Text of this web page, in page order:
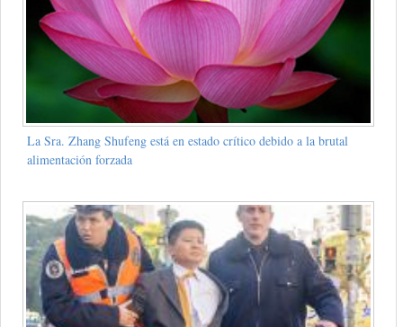
La Sra. Zhang Shufeng está en estado crítico debido a la brutal
alimentación forzada